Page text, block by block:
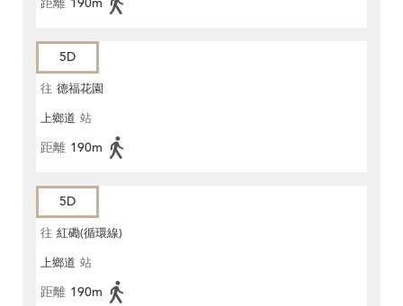
距離 190m
5D
往 德福花園
上鄉道 站
距離 190m
5D
往 紅磡(循環線)
上鄉道 站
距離 190m